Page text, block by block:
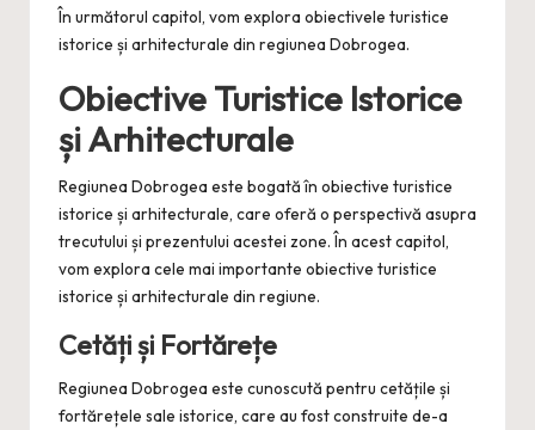
În următorul capitol, vom explora obiectivele turistice
istorice și arhitecturale din regiunea Dobrogea.
Obiective Turistice Istorice
și Arhitecturale
Regiunea Dobrogea este bogată în obiective turistice
istorice și arhitecturale, care oferă o perspectivă asupra
trecutului și prezentului acestei zone. În acest capitol,
vom explora cele mai importante obiective turistice
istorice și arhitecturale din regiune.
Cetăți și Fortărețe
Regiunea Dobrogea este cunoscută pentru cetățile și
fortărețele sale istorice, care au fost construite de-a